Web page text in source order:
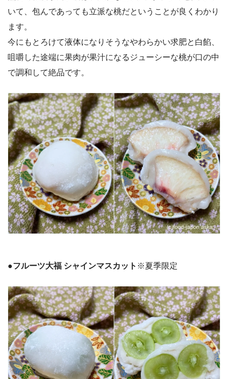
いて、包んであっても立派な桃だということが良くわかり
ます。
今にもとろけて液体になりそうなやわらかい求肥と白餡、
咀嚼した途端に果肉が果汁になるジューシーな桃が口の中
で調和して絶品です。
●フルーツ大福 シャインマスカット ※夏季限定